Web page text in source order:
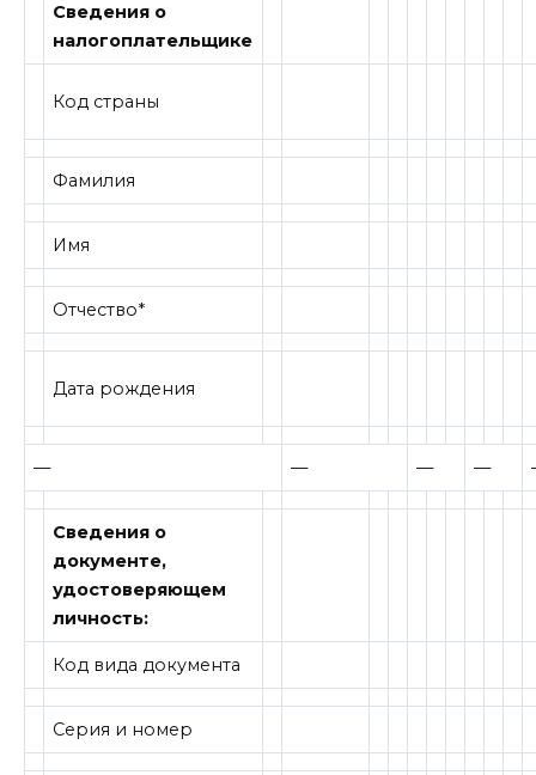
Сведения о
налогоплательщике
Код страны
Фамилия
Имя
Отчество*
Дата рождения
— — — —
Сведения о
документе,
удостоверяющем
личность:
Код вида документа
Серия и номер